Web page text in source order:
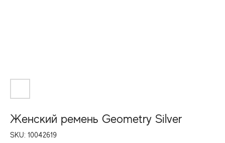
Женский ремень Geometry Silver
SKU: 10042619